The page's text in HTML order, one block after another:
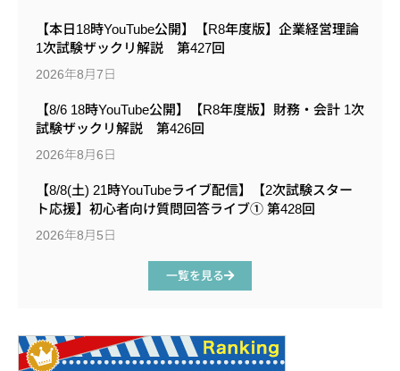
【本日18時YouTube公開】【R8年度版】企業経営理論
1次試験ザックリ解説 第427回
2026年8月7日
【8/6 18時YouTube公開】【R8年度版】財務・会計 1次
試験ザックリ解説 第426回
2026年8月6日
【8/8(土) 21時YouTubeライブ配信】【2次試験スター
ト応援】初心者向け質問回答ライブ① 第428回
2026年8月5日
一覧を見る